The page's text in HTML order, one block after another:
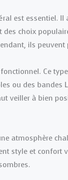
est essentiel.
choix
ils
Ce
ou des bandes
veiller à bien
atmosphère
style et confort